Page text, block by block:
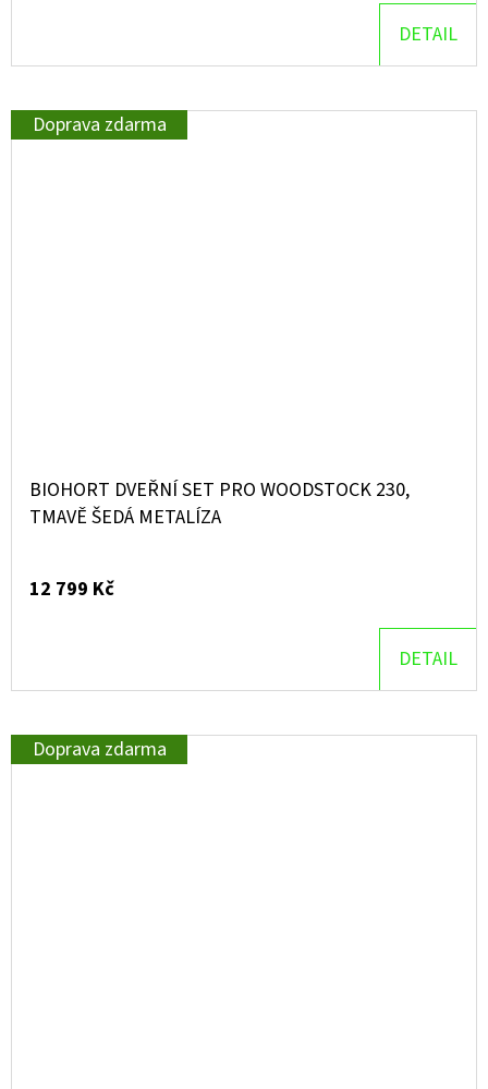
DETAIL
Doprava zdarma
BIOHORT DVEŘNÍ SET PRO WOODSTOCK 230,
TMAVĚ ŠEDÁ METALÍZA
12 799 Kč
DETAIL
Doprava zdarma